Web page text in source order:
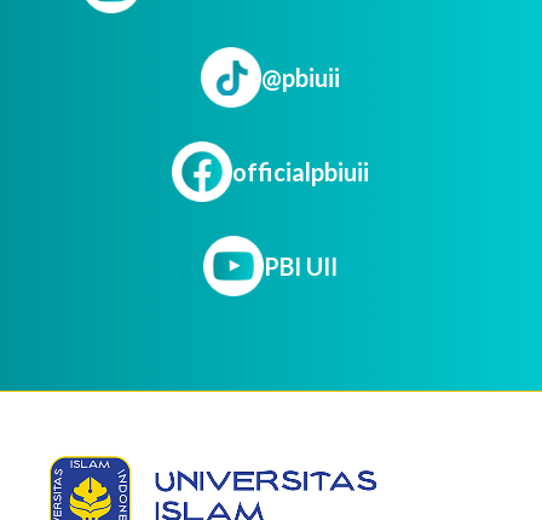
@pbiuii
officialpbiuii
PBI UII